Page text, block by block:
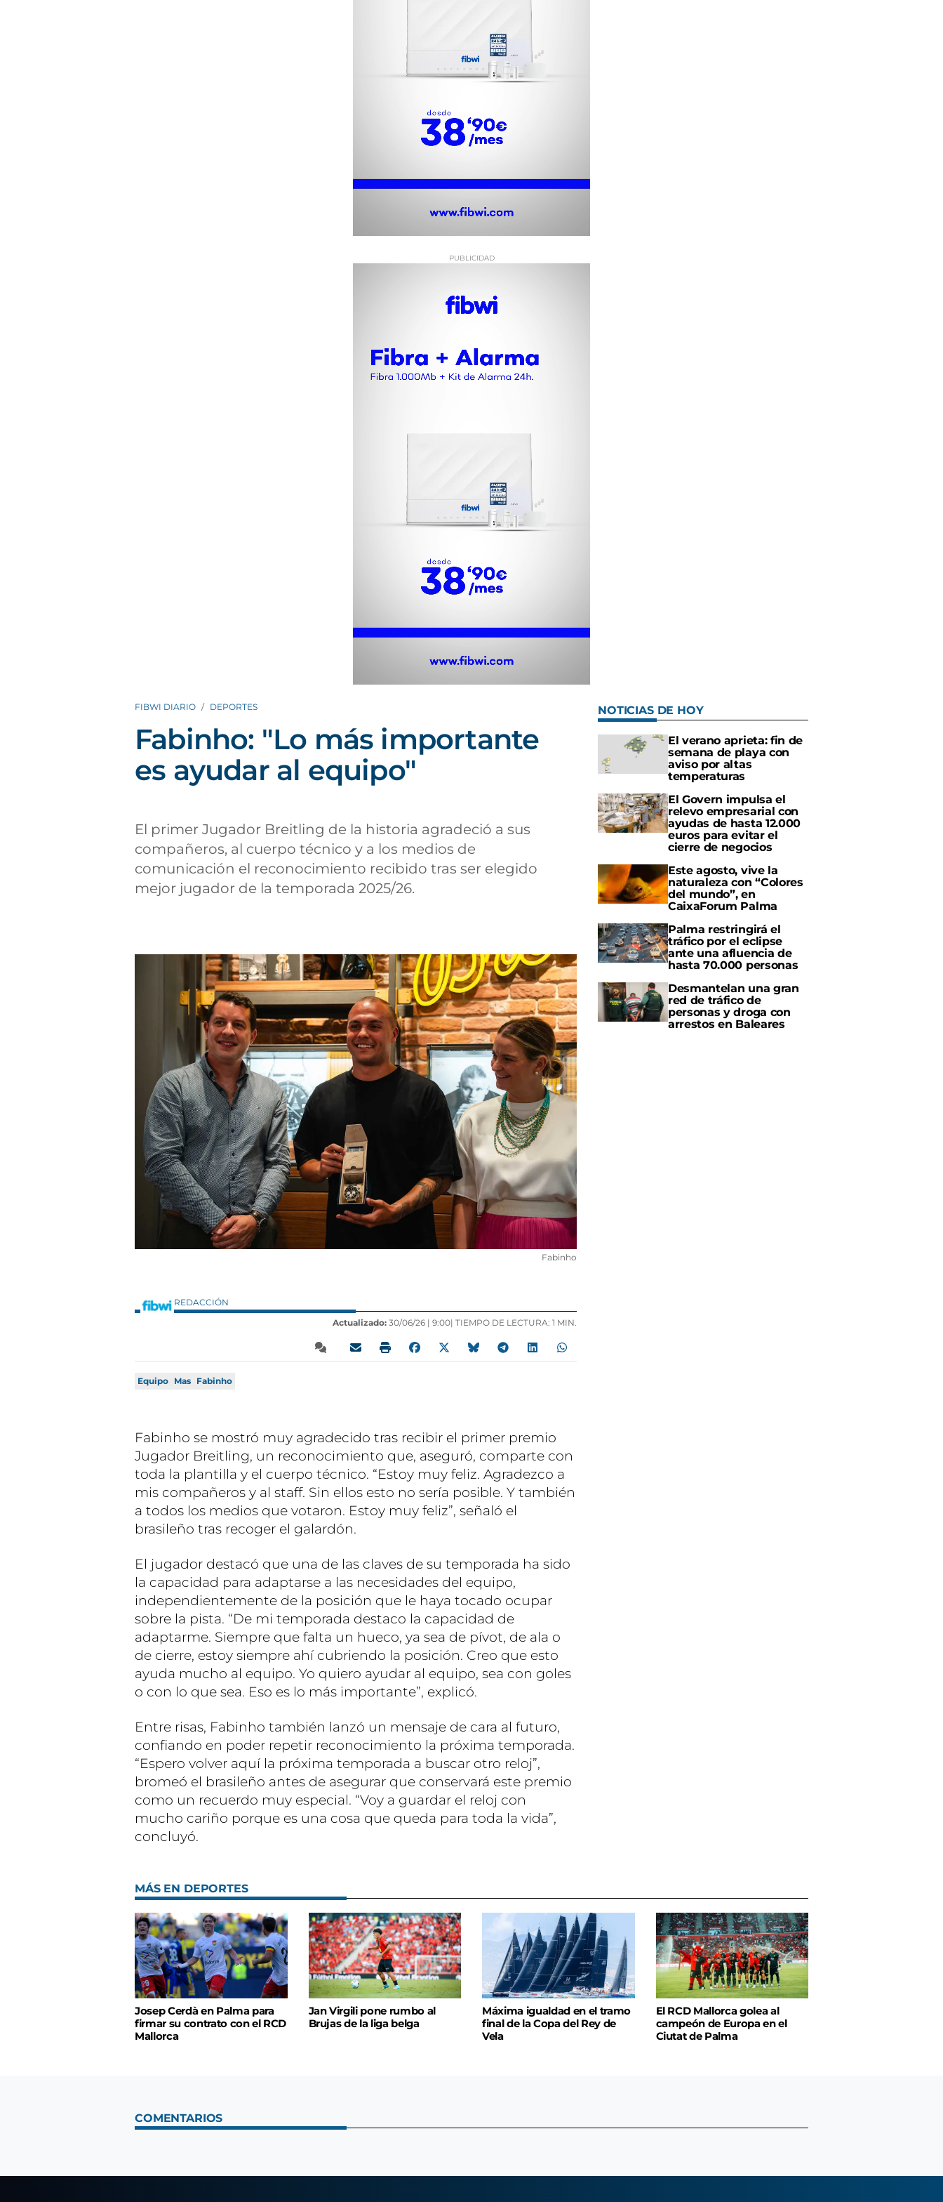
FIBWI DIARIO DEPORTES
Fabinho: "Lo más importante
es ayudar al equipo"
El primer Jugador Breitling de la historia agradeció a sus
compañeros, al cuerpo técnico y a los medios de
comunicación el reconocimiento recibido tras ser elegido
mejor jugador de la temporada 2025/26.
Fabinho
REDACCIÓN
Actualizado: 30/06/26 | 9:00| TIEMPO DE LECTURA: 1 MIN.
Equipo Mas Fabinho
Fabinho se mostró muy agradecido tras recibir el primer premio
Jugador Breitling, un reconocimiento que, aseguró, comparte con
toda la plantilla y el cuerpo técnico. “Estoy muy feliz. Agradezco a
mis compañeros y al staff. Sin ellos esto no sería posible. Y también
a todos los medios que votaron. Estoy muy feliz”, señaló el
brasileño tras recoger el galardón.
El jugador destacó que una de las claves de su temporada ha sido
la capacidad para adaptarse a las necesidades del equipo,
independientemente de la posición que le haya tocado ocupar
sobre la pista. “De mi temporada destaco la capacidad de
adaptarme. Siempre que falta un hueco, ya sea de pívot, de ala o
de cierre, estoy siempre ahí cubriendo la posición. Creo que esto
ayuda mucho al equipo. Yo quiero ayudar al equipo, sea con goles
o con lo que sea. Eso es lo más importante”, explicó.
Entre risas, Fabinho también lanzó un mensaje de cara al futuro,
confiando en poder repetir reconocimiento la próxima temporada.
“Espero volver aquí la próxima temporada a buscar otro reloj”,
bromeó el brasileño antes de asegurar que conservará este premio
como un recuerdo muy especial. “Voy a guardar el reloj con
mucho cariño porque es una cosa que queda para toda la vida”,
concluyó.
NOTICIAS DE HOY
El verano aprieta: fin de
semana de playa con
aviso por altas
temperaturas
El Govern impulsa el
relevo empresarial con
ayudas de hasta 12.000
euros para evitar el
cierre de negocios
Este agosto, vive la
naturaleza con “Colores
del mundo”, en
CaixaForum Palma
Palma restringirá el
tráfico por el eclipse
ante una afluencia de
hasta 70.000 personas
Desmantelan una gran
red de tráfico de
personas y droga con
arrestos en Baleares
MÁS EN DEPORTES
Josep Cerdà en Palma para
firmar su contrato con el RCD
Mallorca
Jan Virgili pone rumbo al
Brujas de la liga belga
Máxima igualdad en el tramo
final de la Copa del Rey de
Vela
El RCD Mallorca golea al
campeón de Europa en el
Ciutat de Palma
COMENTARIOS